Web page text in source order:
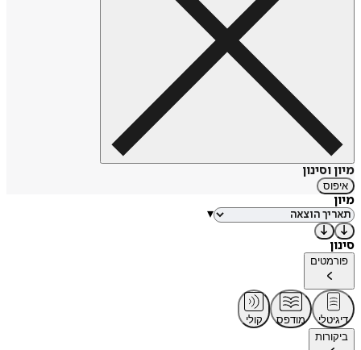
מיון וסינון
איפוס
מיון
▾
סינון
פורמטים
דיגיטלי מודפס
קולי
ביקורות